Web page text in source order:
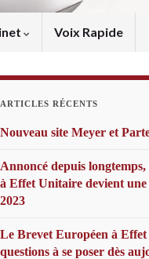
Voix Rapide
ARTICLES RÉCENTS
Nouveau site Meyer et
Annoncé depuis
à Effet Unitaire devient
2023
Le Brevet Européen à
questions à se poser dès